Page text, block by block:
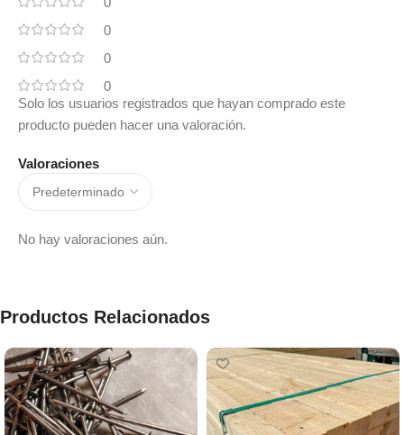
0
0
0
Valoraciones
No hay valoraciones aún.
Solo los usuarios registrados que hayan comprado este
producto pueden hacer una valoración.
Productos Relacionados